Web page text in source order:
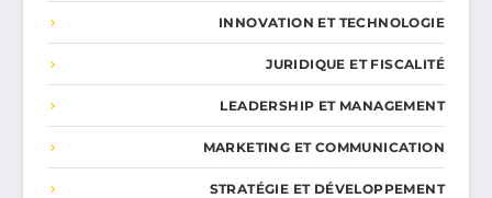
INNOVATION ET TECHNOLOGIE
JURIDIQUE ET FISCALITÉ
LEADERSHIP ET MANAGEMENT
MARKETING ET COMMUNICATION
STRATÉGIE ET DÉVELOPPEMENT